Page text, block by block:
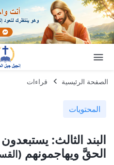
الصفحة الرئيسية قراءات
المحتويات
البند الثالث:
الحقَّ ويهاجمونهم